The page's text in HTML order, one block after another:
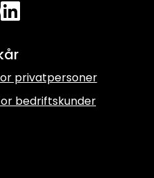
privatpersoner
bedriftskunder